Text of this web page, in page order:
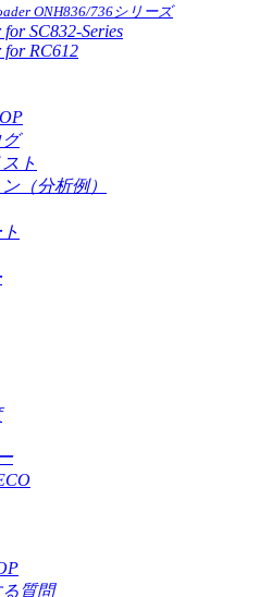
ONH836/736シリーズ
SC832-Series
for RC612
ト
（分析例）
質問